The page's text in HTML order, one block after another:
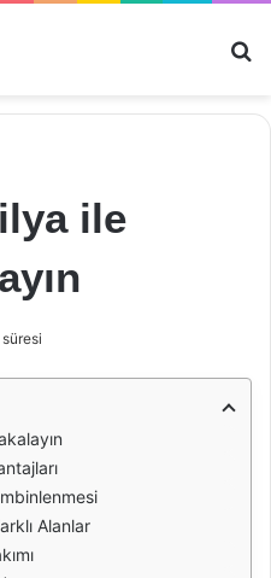
ile
Alanlar